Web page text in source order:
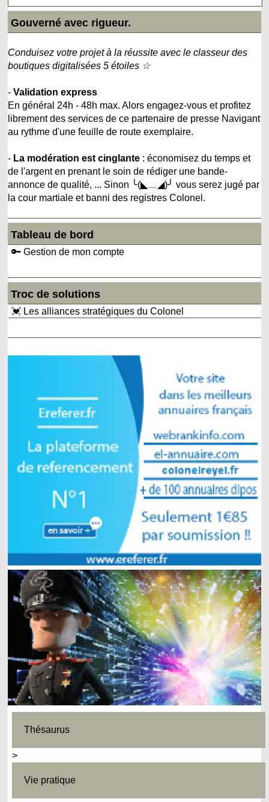
Gouverné avec rigueur.
Conduisez votre projet à la réussite avec le classeur des
boutiques digitalisées 5 étoiles ☆
-Validation express
En général 24h - 48h max. Alors engagez-vous et profitez
librement des services de ce partenaire de presse Navigant
au rythme d'une feuille de route exemplaire.
- La modération est cinglante : économisez du temps et
de l'argent en prenant le soin de rédiger une bande-
annonce de qualité, ... Sinon ╰(◣﹏◢)╯ vous serez jugé par
la cour martiale et banni des registres Colonel.
Tableau de bord
🔑 Gestion de mon compte
Troc de solutions
💓 Les alliances stratégiques du Colonel
Thésaurus
>
Vie pratique